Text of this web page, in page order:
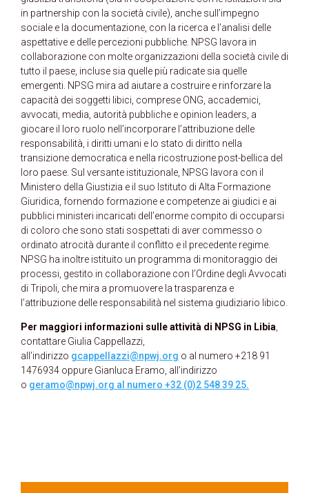
in partnership con la società civile), anche sull’impegno
sociale e la documentazione, con la ricerca e l’analisi delle
aspettative e delle percezioni pubbliche. NPSG lavora in
collaborazione con molte organizzazioni della società civile di
tutto il paese, incluse sia quelle più radicate sia quelle
emergenti. NPSG mira ad aiutare a costruire e rinforzare la
capacità dei soggetti libici, comprese ONG, accademici,
avvocati, media, autorità pubbliche e opinion leaders, a
giocare il loro ruolo nell’incorporare l’attribuzione delle
responsabilità, i diritti umani e lo stato di diritto nella
transizione democratica e nella ricostruzione post-bellica del
loro paese. Sul versante istituzionale, NPSG lavora con il
Ministero della Giustizia e il suo Istituto di Alta Formazione
Giuridica, fornendo formazione e competenze ai giudici e ai
pubblici ministeri incaricati dell’enorme compito di occuparsi
di coloro che sono stati sospettati di aver commesso o
ordinato atrocità durante il conflitto e il precedente regime.
NPSG ha inoltre istituito un programma di monitoraggio dei
processi, gestito in collaborazione con l’Ordine degli Avvocati
di Tripoli, che mira a promuovere la trasparenza e
l’attribuzione delle responsabilità nel sistema giudiziario libico.
Per maggiori informazioni sulle attività di NPSG in Libia
contattare Giulia Cappellazzi,
all’indirizzo gcappellazzi@npwj.org o al numero +218 91
1476934 oppure Gianluca Eramo, all’indirizzo
o geramo@npwj.org al numero +32 (0)2 548 39 25.